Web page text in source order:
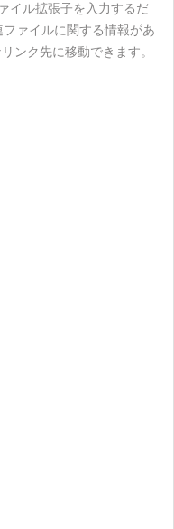
イル拡張子を入力するだ
ァイルに関する情報があ
ンク先に移動できます。